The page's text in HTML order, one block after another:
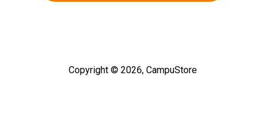
Copyright © 2026, CampuStore